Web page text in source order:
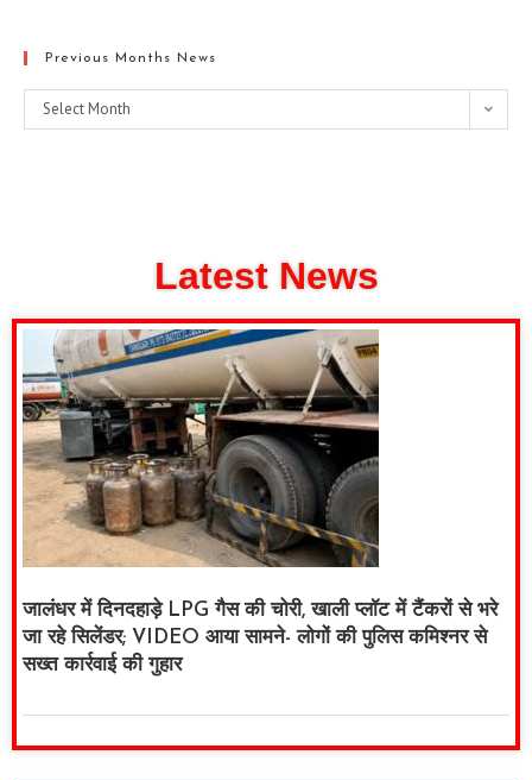
Previous Months News
Select Month
Latest News
जालंधर में दिनदहाड़े LPG गैस की चोरी, खाली प्लॉट में टैंकरों से भरे
जा रहे सिलेंडर; VIDEO आया सामने- लोगों की पुलिस कमिश्नर से
सख्त कार्रवाई की गुहार